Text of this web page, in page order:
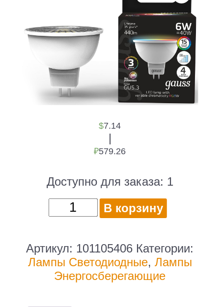
$7.14
|
₽579.26
Доступно для заказа: 1
Количество
товара
светодиодная
Gauss
101105406
В корзину
Артикул: 101105406 Категории:
Лампы Cветодиодные, Лампы
Энергосберегающие